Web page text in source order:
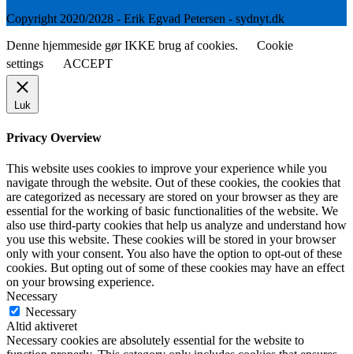
Copyright 2020/2028 - Erik Egvad Petersen - sydnyt.dk
Denne hjemmeside gør IKKE brug af cookies.
Cookie
settings
ACCEPT
Luk
Privacy Overview
This website uses cookies to improve your experience while you
navigate through the website. Out of these cookies, the cookies that
are categorized as necessary are stored on your browser as they are
essential for the working of basic functionalities of the website. We
also use third-party cookies that help us analyze and understand how
you use this website. These cookies will be stored in your browser
only with your consent. You also have the option to opt-out of these
cookies. But opting out of some of these cookies may have an effect
on your browsing experience.
Necessary
Necessary
Altid aktiveret
Necessary cookies are absolutely essential for the website to